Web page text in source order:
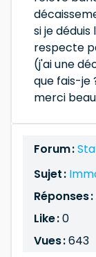
si je
respecte
(j'ai une
que fais-je
merci
Forum :
Sujet :
Réponses :
Like :0
Vues :643